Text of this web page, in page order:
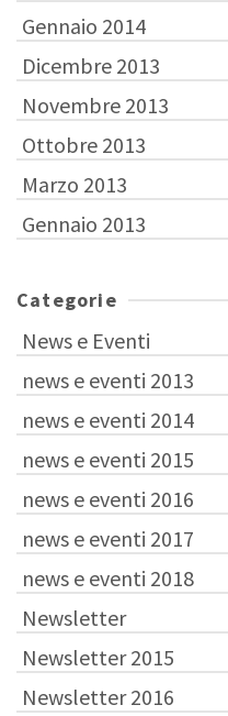
Gennaio 2014
Dicembre 2013
Novembre 2013
Ottobre 2013
Marzo 2013
Gennaio 2013
Categorie
News e Eventi
news e eventi 2013
news e eventi 2014
news e eventi 2015
news e eventi 2016
news e eventi 2017
news e eventi 2018
Newsletter
Newsletter 2015
Newsletter 2016